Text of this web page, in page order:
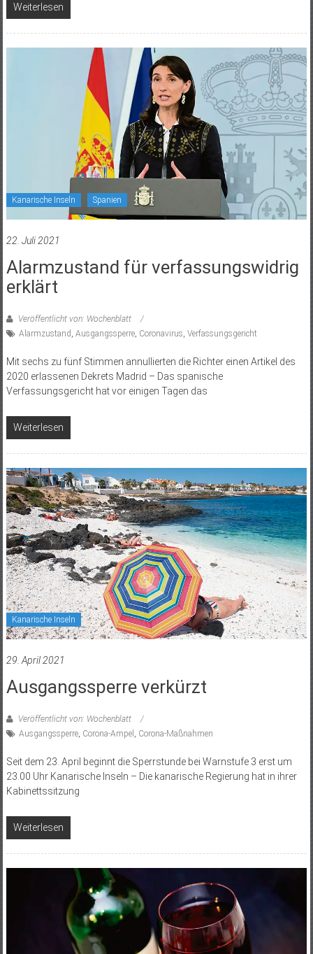
Weiterlesen
Kanarische Inseln Spanien
22. Juli 2021
Alarmzustand für verfassungswidrig
erklärt
Veröffentlicht von: Wochenblatt
Alarmzustand Ausgangssperre, Coronavirus Verfassungsgericht
Mit sechs zu fünf Stimmen annullierten die Richter einen Artikel des
2020 erlassenen Dekrets Madrid – Das spanische
Verfassungsgericht hat vor einigen Tagen das
Weiterlesen
Kanarische Inseln
29. April 2021
Ausgangssperre verkürzt
Veröffentlicht von: Wochenblatt
Ausgangssperre, Corona-Ampel , Corona-Maßnahmen
Seit dem 23. April beginnt die Sperrstunde bei Warnstufe 3 erst um
23.00 Uhr Kanarische Inseln – Die kanarische Regierung hat in ihrer
Kabinettssitzung
Weiterlesen